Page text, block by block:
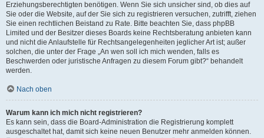
Erziehungsberechtigten benötigen. Wenn Sie sich unsicher sind, ob dies auf
Sie oder die Website, auf der Sie sich zu registrieren versuchen, zutrifft, ziehen
Sie einen rechtlichen Beistand zu Rate. Bitte beachten Sie, dass phpBB
Limited und der Besitzer dieses Boards keine Rechtsberatung anbieten kann
und nicht die Anlaufstelle für Rechtsangelegenheiten jeglicher Art ist; außer
solchen, die unter der Frage „An wen soll ich mich wenden, falls es
Beschwerden oder juristische Anfragen zu diesem Forum gibt?“ behandelt
werden.
Nach oben
Warum kann ich mich nicht registrieren?
Es kann sein, dass die Board-Administration die Registrierung komplett
ausgeschaltet hat, damit sich keine neuen Benutzer mehr anmelden können.